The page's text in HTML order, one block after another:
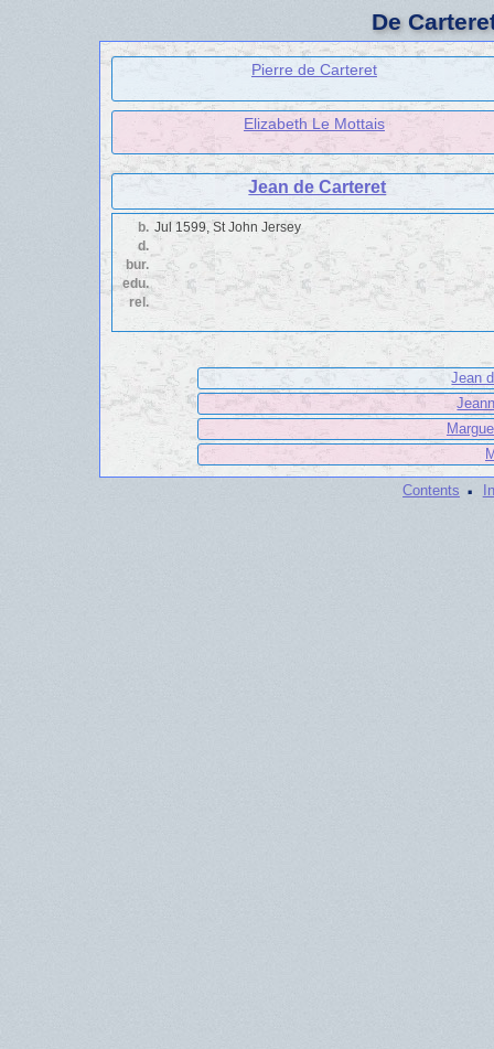
De
Pierre de Carteret
Elizabeth Le Mottais
Jean de Carteret
b. Jul 1599, St John Jersey
d.
bur.
edu.
rel.
Jean
Contents ·